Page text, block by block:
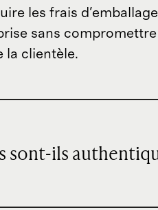
les frais
sans
la clientèle.
sont-ils